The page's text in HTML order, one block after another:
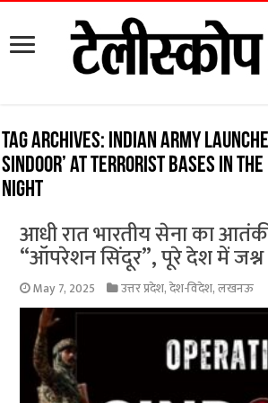
Tag Archives: Indian Army
Sindoor’ at terrorist bases in
night
आधी रात भारतीय सेना का
“ऑपरेशन सिंदूर”, पूरे देश में जश्न
May 7, 2025 उत्तर प्रदेश,देश-विदेश,लखनऊ